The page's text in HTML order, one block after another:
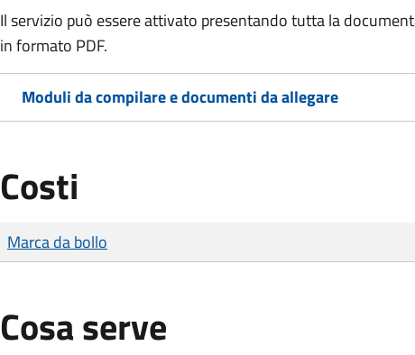
Il servizio può essere attivato presentando tutta la
in formato PDF.
Moduli da compilare e documenti da allegare
Costi
Tipo di pagamento
Importo
Marca da bollo
Cosa serve